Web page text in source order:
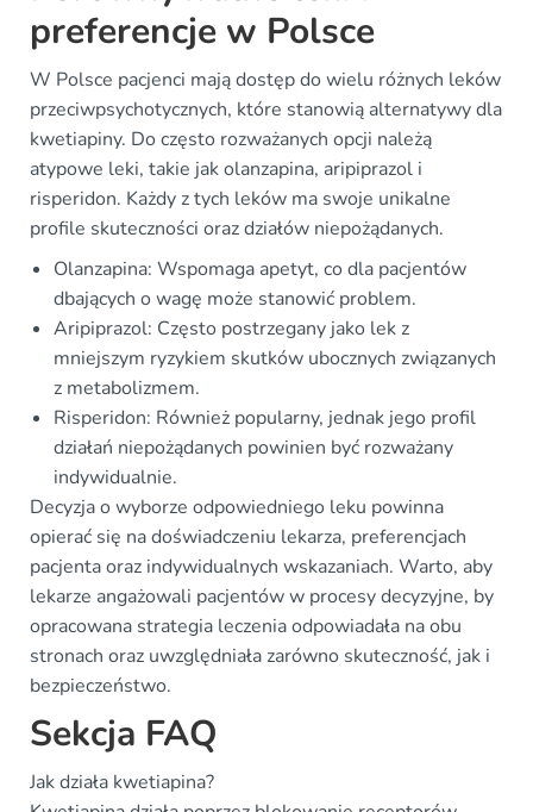
preferencje w Polsce
W Polsce pacjenci mają dostęp do wielu różnych leków
przeciwpsychotycznych, które stanowią alternatywy dla
kwetiapiny. Do często rozważanych opcji należą
atypowe leki, takie jak olanzapina, aripiprazol i
risperidon. Każdy z tych leków ma swoje unikalne
profile skuteczności oraz działów niepożądanych.
Olanzapina: Wspomaga apetyt, co dla pacjentów
dbających o wagę może stanowić problem.
Aripiprazol: Często postrzegany jako lek z
mniejszym ryzykiem skutków ubocznych związanych
z metabolizmem.
Risperidon: Również popularny, jednak jego profil
działań niepożądanych powinien być rozważany
indywidualnie.
Decyzja o wyborze odpowiedniego leku powinna
opierać się na doświadczeniu lekarza, preferencjach
pacjenta oraz indywidualnych wskazaniach. Warto, aby
lekarze angażowali pacjentów w procesy decyzyjne, by
opracowana strategia leczenia odpowiadała na obu
stronach oraz uwzględniała zarówno skuteczność, jak i
bezpieczeństwo.
Sekcja FAQ
Jak działa kwetiapina?